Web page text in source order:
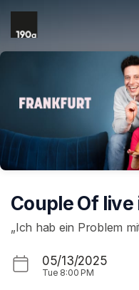
Skip header
Couple Of
„Ich hab ein Problem
05/13/2025
Tue 8:00 PM